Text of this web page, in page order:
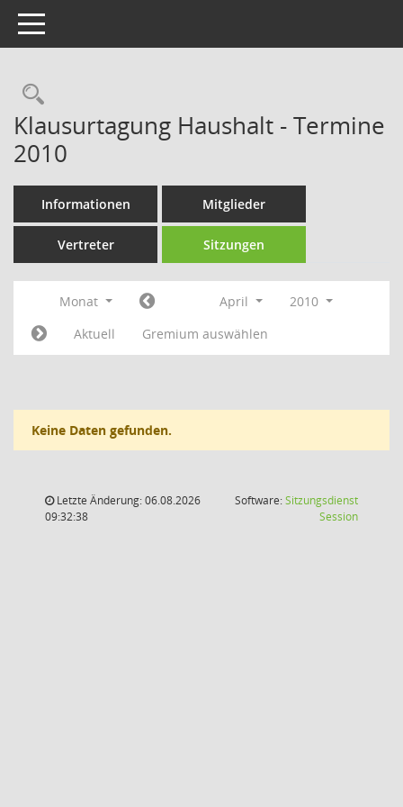
Toggle navigation
Rechercheauswahl
Klausurtagung Haushalt - Termine
2010
Informationen Mitglieder
Vertreter Sitzungen
Monat April
2010
Aktuell
Gremium auswählen
Keine Daten gefunden.
Letzte Änderung: 06.08.2026
09:32:38
Software:Sitzungsdienst
Session(Wird in